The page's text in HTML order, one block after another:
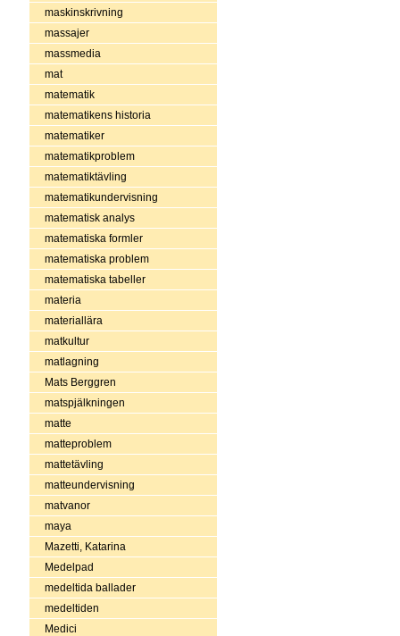
maskinskrivning
massajer
massmedia
mat
matematik
matematikens historia
matematiker
matematikproblem
matematiktävling
matematikundervisning
matematisk analys
matematiska formler
matematiska problem
matematiska tabeller
materia
materiallära
matkultur
matlagning
Mats Berggren
matspjälkningen
matte
matteproblem
mattetävling
matteundervisning
matvanor
maya
Mazetti, Katarina
Medelpad
medeltida ballader
medeltiden
Medici